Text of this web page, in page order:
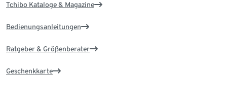
Tchibo Kataloge & Magazine
Bedienungsanleitungen
Ratgeber & Größenberater
Geschenkkarte